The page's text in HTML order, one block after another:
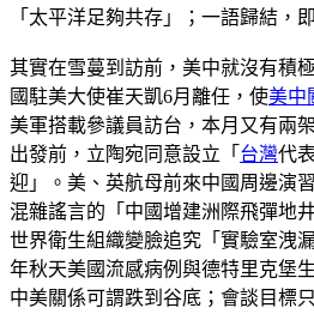
「太平洋足夠共存」；一語歸結，
其實在雪蔓到訪前，美中就沒有積
國駐美大使崔天凱6月離任，使美中
美軍搭載參議員訪台，本月又有兩
出發前，立陶宛同意設立「 台灣代
迎」。美、英航母前來中國周邊演
混雜謠言的「中國增建洲際飛彈地
世界衛生組織變臉追究「實驗室洩
年秋天美國流感病例與德特里克堡
中美關係可謂跌到谷底；會談目標